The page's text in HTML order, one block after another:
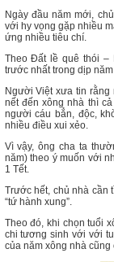
Ngày đầu năm mới,
với hy vọng gặp nhiều
ứng nhiều tiêu chí.
Theo Đất lề quê thói –
trước nhất trong dịp
Người Việt xưa tin
nết đến xông nhà thì
người cáu bẳn, độc,
nhiều điều xui xẻo.
Vì vậy, ông cha ta
năm) theo ý muốn với
1 Tết.
Trước hết, chủ nhà cần
“tứ hành xung”.
Theo đó, khi chọn tuổi
chi tương sinh với với
của năm xông nhà